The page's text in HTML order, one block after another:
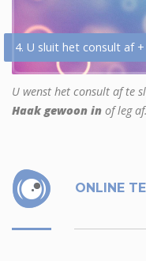
4. U sluit het consult af +
U wenst het consult af te
Haak gewoon in of leg af.
ONLINE